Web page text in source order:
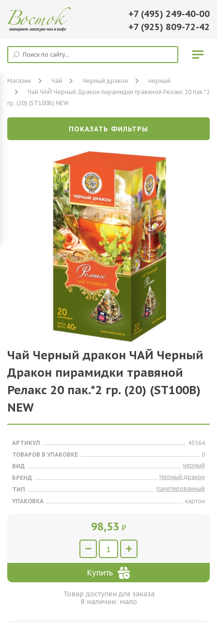
+7 (495) 249-40-00
+7 (925) 809-72-42
Магазин Чай Черный дракон
черный
Чай ЧАЙ Черный Дракон пирамидки травяной Релакс 20 пак.*2
гр. (20) (SТ100B) NEW
ПОКАЗАТЬ ФИЛЬТРЫ
Чай Черный дракон ЧАЙ Черный
Дракон пирамидки травяной
Релакс 20 пак.*2 гр. (20) (SТ100B)
NEW
АРТИКУЛ
43564
ТОВАРОВ В УПАКОВКЕ
0
ВИД
черный
БРЕНД
Черный дракон
ТИП
пакетированный
УПАКОВКА
картон
98,53 ₽
Купить
Товар доступен для заказа
В наличии: мало